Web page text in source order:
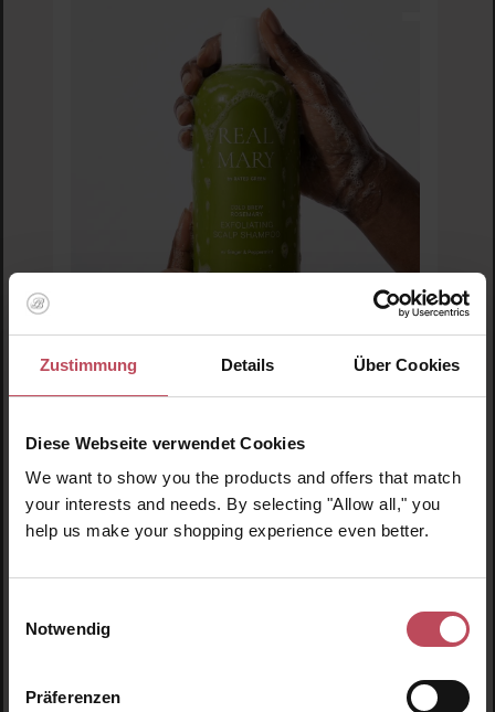
Zustimmung Details Über Cookies
Diese Webseite verwendet Cookies
We want to show you the products and offers that match
your interests and needs. By selecting "Allow all," you
help us make your shopping experience even better.
Notwendig
Präferenzen
Durchschnittliche Bewertung von 5 von 5
Rated Green
Real Mary Exfoliating Scalp Shampoo
Shampoo
400 ml(7,42 CHF / 100 ml)
Produkt Anzahl: Gib den gewünschten Wert